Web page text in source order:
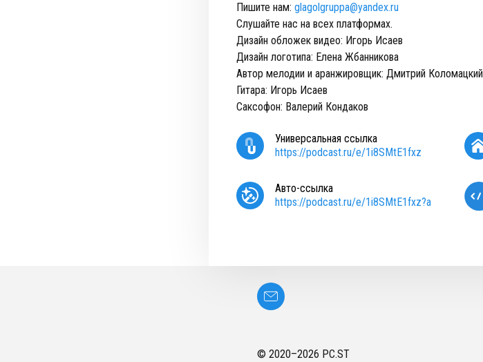
Пишите нам: glagolgruppa@yandex.ru
Слушайте нас на всех платформах.
Дизайн обложек видео: Игорь Исаев
Дизайн логотипа: Елена Жбанникова
Автор мелодии и аранжировщик: Дмитрий Коломацкий
Гитара: Игорь Исаев
Саксофон: Валерий Кондаков
Универсальная ссылка
https://podcast.ru/e/1i8SMtE1fxz
Авто-ссылка
https://podcast.ru/e/1i8SMtE1fxz?a
© 2020–2026 PC.ST